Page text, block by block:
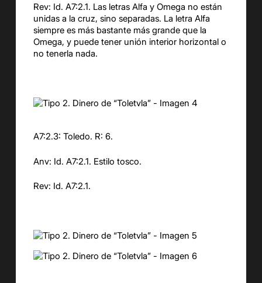
Rev: Id. A7:2.1. Las letras Alfa y Omega no están
unidas a la cruz, sino separadas. La letra Alfa
siempre es más bastante más grande que la
Omega, y puede tener unión interior horizontal o
no tenerla nada.
A7:2.3: Toledo. R: 6.
Anv: Id. A7:2.1. Estilo tosco.
Rev: Id. A7:2.1.